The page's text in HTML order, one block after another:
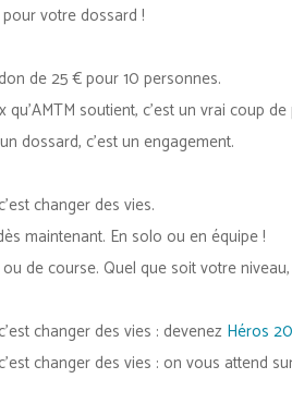
votre dossard !
de 25 € pour 10 personnes.
soutient, c’est un vrai coup
dossard, c’est un engagement.
changer des vies.
maintenant. En solo ou en équipe !
de course. Quel que soit votre
changer des vies : devenez Héros
changer des vies : on vous attend